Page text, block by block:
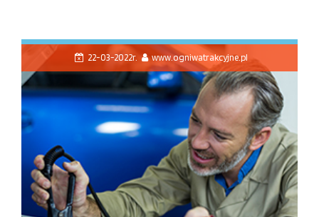
22-03-2022r. www.ogniwatrakcyjne.pl